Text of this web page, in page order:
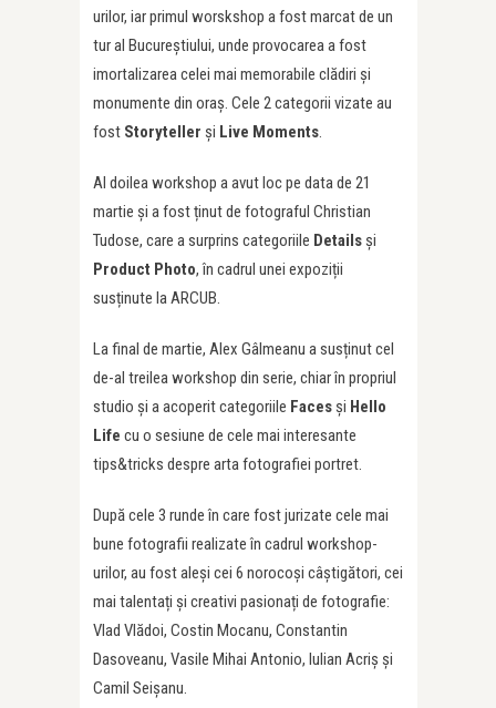
urilor, iar primul worskshop a fost marcat de un
tur al Bucureștiului, unde provocarea a fost
imortalizarea celei mai memorabile clădiri și
monumente din oraș. Cele 2 categorii vizate au
fost Storyteller și Live Moments.
Al doilea workshop a avut loc pe data de 21
martie și a fost ținut de fotograful Christian
Tudose, care a surprins categoriile Details și
Product Photo, în cadrul unei expoziții
susținute la ARCUB.
La final de martie, Alex Gâlmeanu a susținut cel
de-al treilea workshop din serie, chiar în propriul
studio și a acoperit categoriile Faces și Hello
Life cu o sesiune de cele mai interesante
tips&tricks despre arta fotografiei portret.
După cele 3 runde în care fost jurizate cele mai
bune fotografii realizate în cadrul workshop-
urilor, au fost aleși cei 6 norocoși câștigători, cei
mai talentați și creativi pasionați de fotografie:
Vlad Vlădoi, Costin Mocanu, Constantin
Dasoveanu, Vasile Mihai Antonio, Iulian Acriș și
Camil Seișanu.